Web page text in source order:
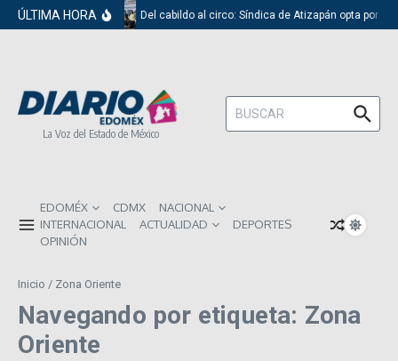
Saltar al contenido
ÚLTIMA HORA Del cabildo al circo: Síndica de Atizapán opta por
La Voz del Estado de México
Buscar:
EDOMÉX CDMX
NACIONAL
INTERNACIONAL
ACTUALIDAD
DEPORTES
OPINIÓN
Inicio / Zona Oriente
Navegando por etiqueta: Zona
Oriente